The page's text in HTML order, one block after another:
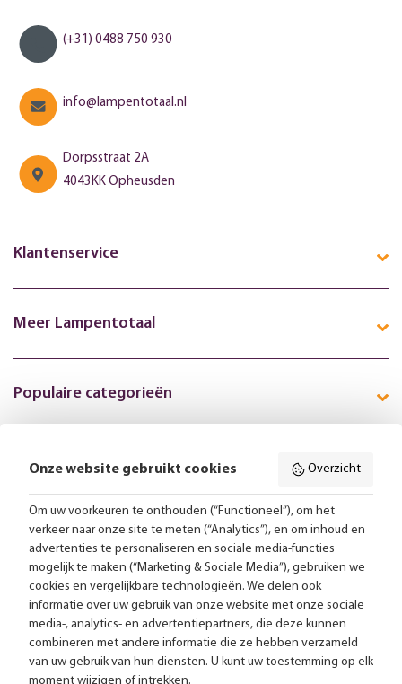
(+31) 0488 750 930
info@lampentotaal.nl
Dorpsstraat 2A
4043KK Opheusden
Klantenservice
Meer Lampentotaal
Populaire categorieën
Volg ons online:
Gratis bezorging vanaf 99,-
Advies op maat
Meer dan 25.000 lampen op voorraad
4.57 uit 2853 reviews
Onze website gebruikt cookies Overzicht
Om uw voorkeuren te onthouden (“Functioneel”), om het
verkeer naar onze site te meten (“Analytics”), en om inhoud en
advertenties te personaliseren en sociale media-functies
mogelijk te maken (“Marketing & Sociale Media”), gebruiken we
cookies en vergelijkbare technologieën. We delen ook
informatie over uw gebruik van onze website met onze sociale
media-, analytics- en advertentiepartners, die deze kunnen
combineren met andere informatie die ze hebben verzameld
van uw gebruik van hun diensten. U kunt uw toestemming op elk
moment wijzigen of intrekken.